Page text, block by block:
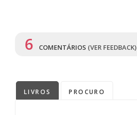
6 COMENTÁRIOS (VER FEEDBACK)
LIVROS PROCURO